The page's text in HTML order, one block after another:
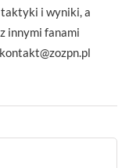
taktyki i wyniki, a
innymi fanami
kontakt@zozpn.pl